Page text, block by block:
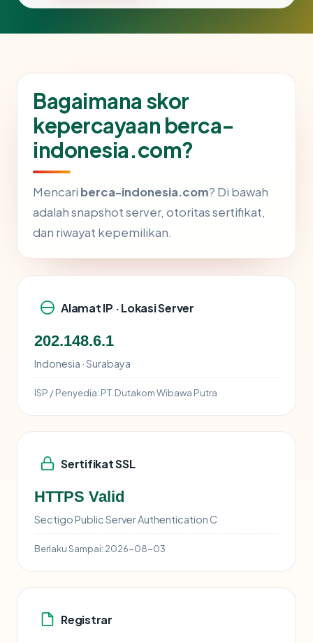
Bagaimana skor
kepercayaan berca-
indonesia.com?
Mencari berca-indonesia.com? Di bawah
adalah snapshot server, otoritas sertifikat,
dan riwayat kepemilikan.
Alamat IP · Lokasi Server
202.148.6.1
Indonesia · Surabaya
ISP / Penyedia: PT. Dutakom Wibawa Putra
Sertifikat SSL
HTTPS Valid
Sectigo Public Server Authentication C
Berlaku Sampai: 2026-08-03
Registrar